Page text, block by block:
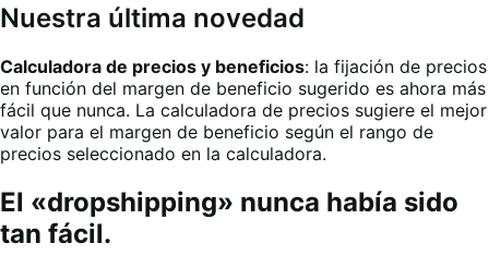
Nuestra última novedad
Calculadora de precios y beneficios: la fijación de precios
en función del margen de beneficio sugerido es ahora más
fácil que nunca. La calculadora de precios sugiere el mejor
valor para el margen de beneficio según el rango de
precios seleccionado en la calculadora.
El «dropshipping» nunca había sido
tan fácil.